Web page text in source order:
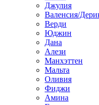
Джулия
Валенсия/
Верди
Юджин
Дана
Алези
Манхэттен
Мальта
Оливия
Фиджи
Амина